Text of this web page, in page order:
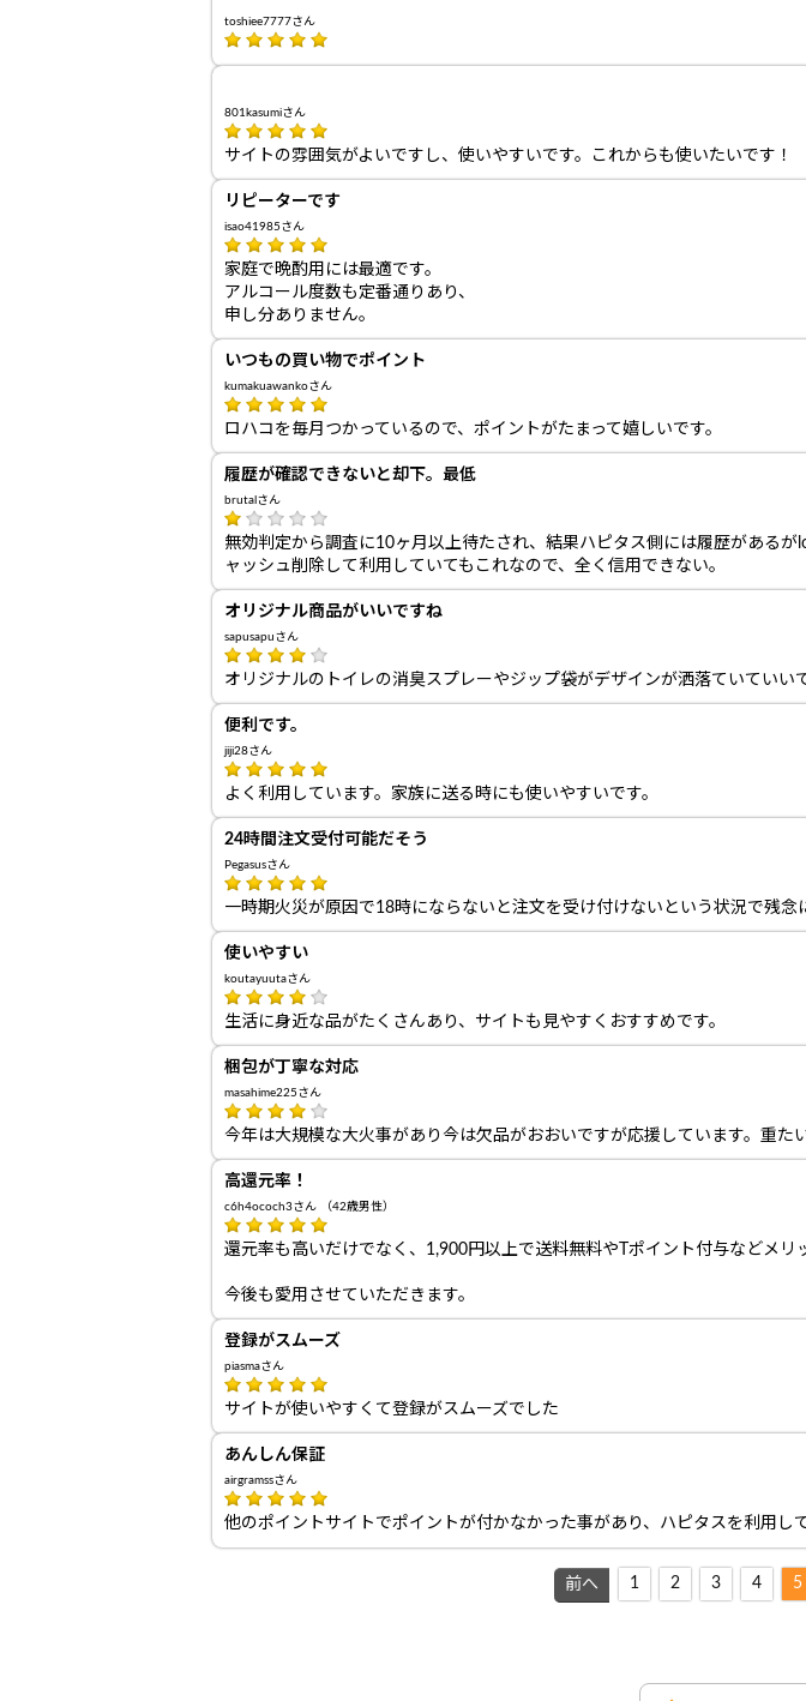
toshiee7777さん
801kasumiさん
サイトの雰囲気がよいですし、使いやすいです。これからも使いたいです！
リピーターです
isao41985さん
家庭で晩酌用には最適です。
アルコール度数も定番通りあり、
申し分ありません。
いつもの買い物でポイント
kumakuawankoさん
ロハコを毎月つかっているので、ポイントがたまって嬉しいです。
履歴が確認できないと却下。最低
brutalさん
無効判定から調査に10ヶ月以上待たされ、結果ハピタス側には履歴がある
ャッシュ削除して利用していてもこれなので、全く信用できない。
オリジナル商品がいいですね
sapusapuさん
オリジナルのトイレの消臭スプレーやジップ袋がデザインが洒落ていていい
便利です。
jiji28さん
よく利用しています。家族に送る時にも使いやすいです。
24時間注文受付可能だそう
Pegasusさん
一時期火災が原因で18時にならないと注文を受け付けないという状況で残念
使いやすい
koutayuutaさん
生活に身近な品がたくさんあり、サイトも見やすくおすすめです。
梱包が丁寧な対応
masahime225さん
今年は大規模な大火事があり今は欠品がおおいですが応援しています。重た
高還元率！
c6h4ococh3さん （42歳男性）
還元率も高いだけでなく、1,900円以上で送料無料やTポイント付与などメリ
今後も愛用させていただきます。
登録がスムーズ
piasmaさん
サイトが使いやすくて登録がスムーズでした
あんしん保証
airgramssさん
他のポイントサイトでポイントが付かなかった事があり、ハピタスを利用し
前へ 1 2 3 4 5